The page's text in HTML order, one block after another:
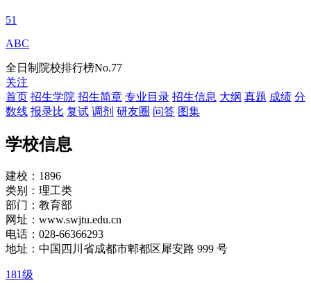
51
ABC
全日制院校排行榜No.77
关注
首页 招生学院 招生简章 专业目录 招生信息 大纲 真题 成绩 分
数线 报录比 复试 调剂 研友圈 问答 图集
学校信息
建校： 1896
类别： 理工类
部门： 教育部
网址： www.swjtu.edu.cn
电话： 028-66366293
地址： 中国四川省成都市郫都区犀安路 999 号
181级